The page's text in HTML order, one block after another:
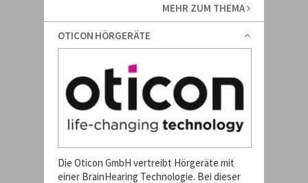
MEHR ZUM THEMA
OTICON HÖRGERÄTE
Die Oticon GmbH vertreibt Hörgeräte mit
einer BrainHearing Technologie. Bei dieser